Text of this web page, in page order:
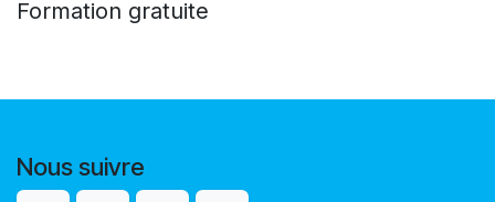
Formation gratuite
Nous suivre